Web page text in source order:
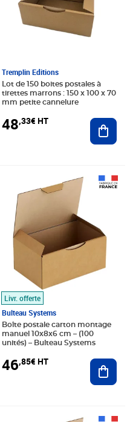
au panier
Tremplin Editions
Lot de 150 boites postales à
tirettes marrons : 150 x 100 x 70
mm petite cannelure
48,33€ HT
au panier
Livr. offerte
Bulteau Systems
Boîte postale carton montage
manuel 10x8x6 cm – (100
unités) – Bulteau Systems
46,85€ HT